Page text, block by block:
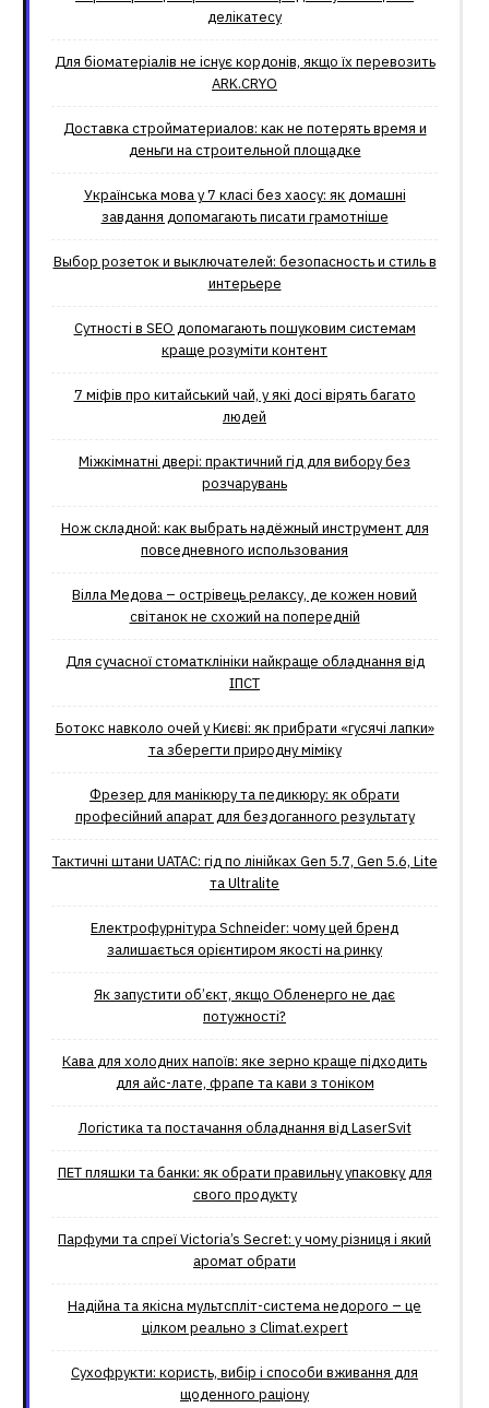
делікатесу
Для біоматеріалів не існує кордонів, якщо їх перевозить
ARK.CRYO
Доставка стройматериалов: как не потерять время и
деньги на строительной площадке
Українська мова у 7 класі без хаосу: як домашні
завдання допомагають писати грамотніше
Выбор розеток и выключателей: безопасность и стиль в
интерьере
Сутності в SEO допомагають пошуковим системам
краще розуміти контент
7 міфів про китайський чай, у які досі вірять багато
людей
Міжкімнатні двері: практичний гід для вибору без
розчарувань
Нож складной: как выбрать надёжный инструмент для
повседневного использования
Вілла Медова – острівець релаксу, де кожен новий
світанок не схожий на попередній
Для сучасної стоматклініки найкраще обладнання від
ІПСТ
Ботокс навколо очей у Києві: як прибрати «гусячі лапки»
та зберегти природну міміку
Фрезер для манікюру та педикюру: як обрати
професійний апарат для бездоганного результату
Тактичні штани UATAC: гід по лінійках Gen 5.7, Gen 5.6, Lite
та Ultralite
Електрофурнітура Schneider: чому цей бренд
залишається орієнтиром якості на ринку
Як запустити об’єкт, якщо Обленерго не дає
потужності?
Кава для холодних напоїв: яке зерно краще підходить
для айс-лате, фрапе та кави з тоніком
Логістика та постачання обладнання від LaserSvit
ПЕТ пляшки та банки: як обрати правильну упаковку для
свого продукту
Парфуми та спреї Victoria’s Secret: у чому різниця і який
аромат обрати
Надійна та якісна мультспліт-система недорого – це
цілком реально з Climat.еxpert
Сухофрукти: користь, вибір і способи вживання для
щоденного раціону